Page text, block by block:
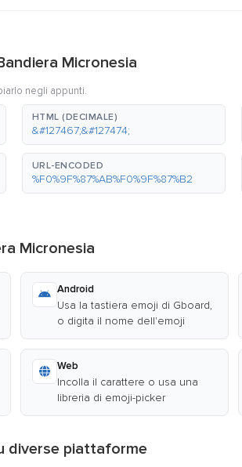
Micronesia
negli appunti.
HTML (DECIMALE)
&#127467;&#127474;
URL-ENCODED
%F0%9F%87%AB%F0%9F%87%B2
Micronesia
Android
Usa la tastiera emoji di Gboard,
o digita il nome dell'emoji
Web
Incolla il carattere o usa una
libreria di emoji-picker
diverse piattaforme